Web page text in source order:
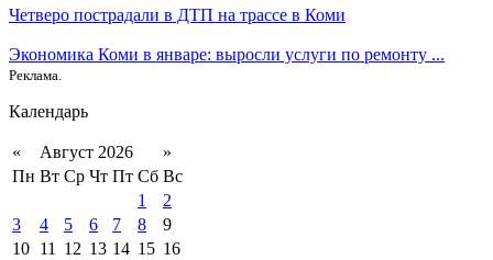
Четверо пострадали в ДТП на трассе в Коми
Экономика Коми в январе: выросли услуги по ремонту ...
Реклама.
Календарь
« Август 2026
»
Пн Вт Ср Чт Пт Сб Вс
1
2
3
4 5 6 7 8
9
10 11 12 13 14 15 16